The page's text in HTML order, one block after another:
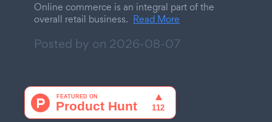
Online commerce is an integral part of the
overall retail business. Read More
Posted by on 2026-08-07